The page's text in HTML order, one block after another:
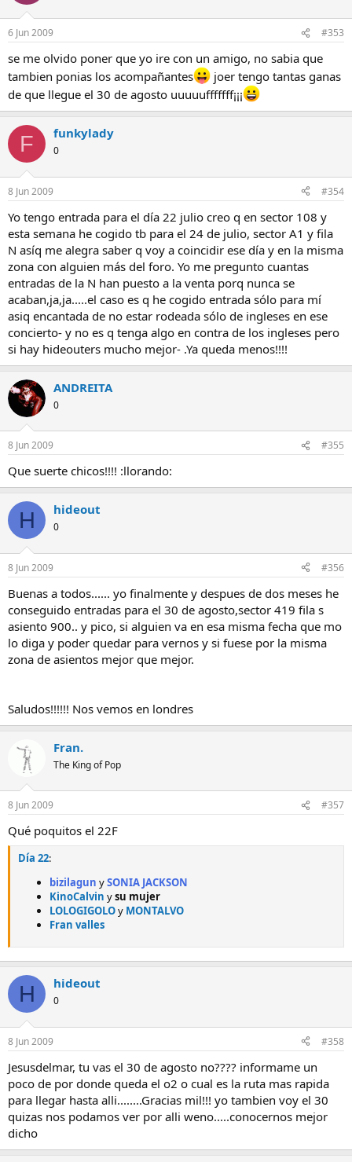
6 Jun 2009 #353
se me olvido poner que yo ire con un amigo, no sabia que
tambien ponias los acompañantes
joer tengo tantas ganas
de que llegue el 30 de agosto uuuuufffffff¡¡¡
F funkylady
0
8 Jun 2009 #354
Yo tengo entrada para el día 22 julio creo q en sector 108 y
esta semana he cogido tb para el 24 de julio, sector A1 y fila
N asíq me alegra saber q voy a coincidir ese día y en la misma
zona con alguien más del foro. Yo me pregunto cuantas
entradas de la N han puesto a la venta porq nunca se
acaban,ja,ja.....el caso es q he cogido entrada sólo para mí
asiq encantada de no estar rodeada sólo de ingleses en ese
concierto- y no es q tenga algo en contra de los ingleses pero
si hay hideouters mucho mejor- .Ya queda menos!!!!
ANDREITA
0
8 Jun 2009 #355
Que suerte chicos!!!! :llorando:
H hideout
0
8 Jun 2009 #356
Buenas a todos...... yo finalmente y despues de dos meses he
conseguido entradas para el 30 de agosto,sector 419 fila s
asiento 900.. y pico, si alguien va en esa misma fecha que mo
lo diga y poder quedar para vernos y si fuese por la misma
zona de asientos mejor que mejor.
Saludos!!!!!! Nos vemos en londres
Fran.
The King of Pop
8 Jun 2009 #357
Qué poquitos el 22F
Día 22:
bizilagun ySONIA JACKSON
KinoCalvin ysu mujer
LOLOGIGOLOy MONTALVO
Fran valles
H hideout
0
8 Jun 2009 #358
Jesusdelmar, tu vas el 30 de agosto no???? informame un
poco de por donde queda el o2 o cual es la ruta mas rapida
para llegar hasta alli........Gracias mil!!! yo tambien voy el 30
quizas nos podamos ver por alli weno.....conocernos mejor
dicho